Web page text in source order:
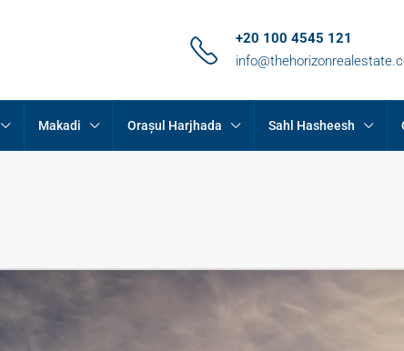
+20 100 4545 121
Makadi Orașul Harjhada Sahl Hasheesh